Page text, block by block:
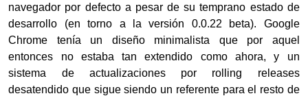
navegador por defecto a pesar de su temprano estado de
desarrollo (en torno a la versión 0.0.22 beta). Google
Chrome tenía un diseño minimalista que por aquel
entonces no estaba tan extendido como ahora, y un
sistema de actualizaciones por rolling releases
desatendido que sigue siendo un referente para el resto de